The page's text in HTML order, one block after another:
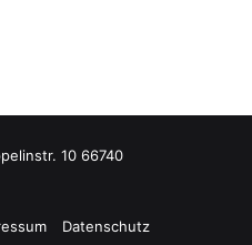
10 66740
Datenschutz